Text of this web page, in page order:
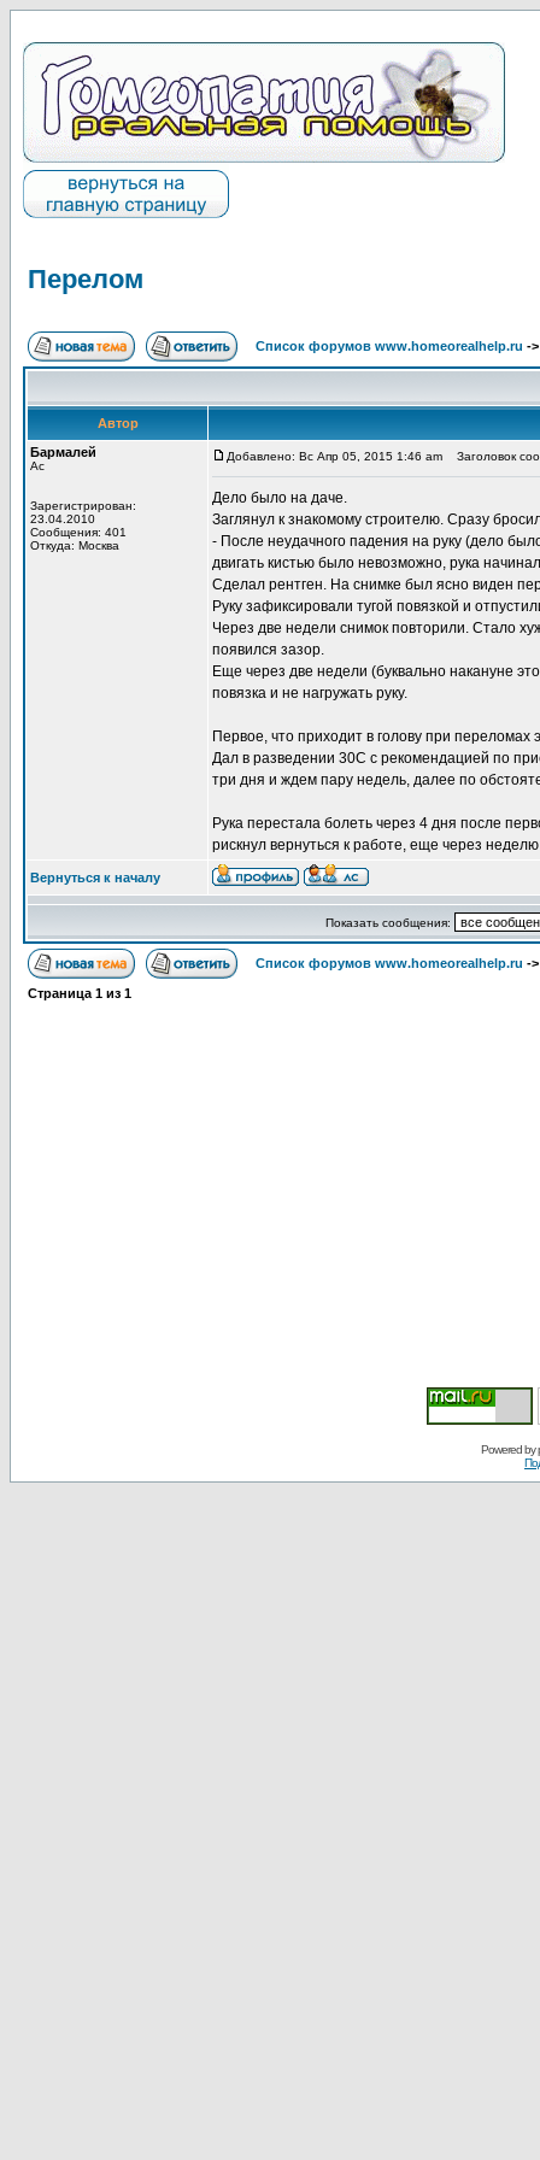
Перелом
Список форумов www.homeorealhelp.ru -
Автор
Бармалей
Ас
Зарегистрирован:
23.04.2010
Сообщения: 401
Откуда: Москва
Добавлено: Вс Апр 05, 2015 1:46 am Заголовок
Дело было на даче.
Заглянул к знакомому строителю. Сразу
- После неудачного падения на руку (дело
двигать кистью было невозможно, рука
Сделал рентген. На снимке был ясно виден
Руку зафиксировали тугой повязкой и
Через две недели снимок повторили. Стало
появился зазор.
Еще через две недели (буквально накануне
повязка и не нагружать руку.
Первое, что приходит в голову при
Дал в разведении 30С с рекомендацией по
три дня и ждем пару недель, далее по
Рука перестала болеть через 4 дня после
рискнул вернуться к работе, еще через
Вернуться к началу
Показать сообщения:
Список форумов www.homeorealhelp.ru -
Страница 1 из 1
Powered by